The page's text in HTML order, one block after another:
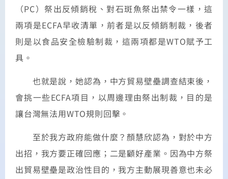
（PC）祭出反傾銷稅、對石斑魚祭出禁令一樣，這
兩項是ECFA早收清單，前者是以反傾銷制裁，後者
則是以食品安全檢驗制裁，這兩項都是WTO賦予工
具。
也就是說，她認為，中方貿易壁壘調查結束後，
會挑一些ECFA項目，以周邊理由祭出制裁，目的是
讓台灣無法用WTO規則回擊。
至於我方政府能做什麼？顏慧欣認為，對於中方
出招，我方要正確回應；二是顧好產業。因為中方祭
出貿易壁壘是政治性目的，我方主動展現善意也未必